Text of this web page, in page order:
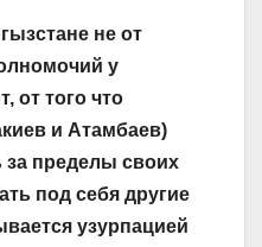
не от
у
от того что
и Атамбаев)
пределы своих
под себя другие
узурпацией